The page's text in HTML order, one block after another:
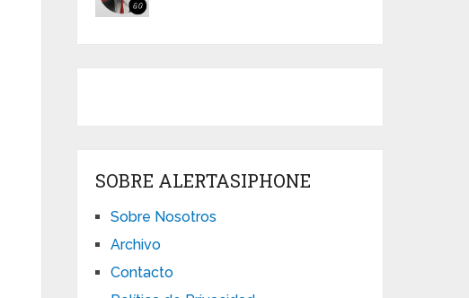
SOBRE ALERTASIPHONE
Sobre Nosotros
Archivo
Contacto